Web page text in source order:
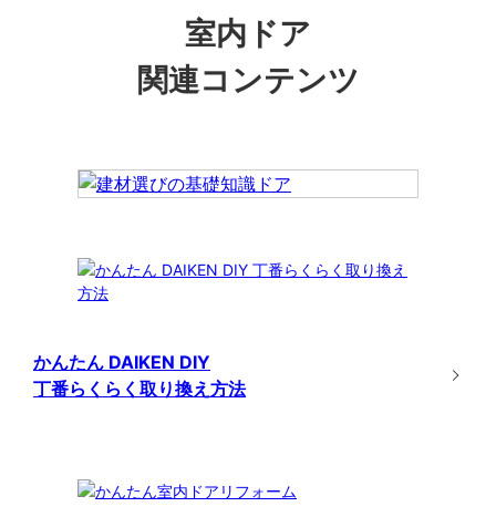
室内ドア
関連コンテンツ
かんたん DAIKEN DIY
丁番らくらく取り換え方法